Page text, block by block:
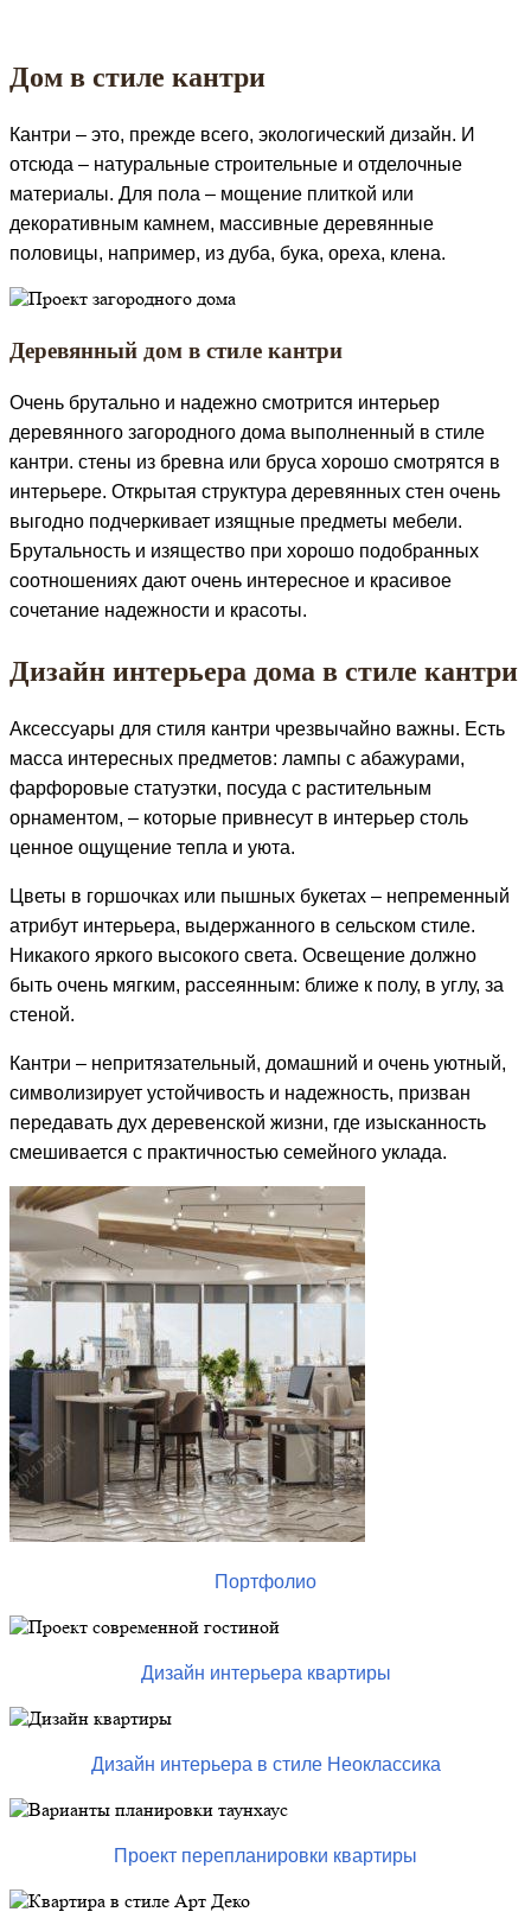
Дом в стиле кантри
Кантри – это, прежде всего, экологический дизайн. И
отсюда – натуральные строительные и отделочные
материалы. Для пола – мощение плиткой или
декоративным камнем, массивные деревянные
половицы, например, из дуба, бука, ореха, клена.
Деревянный дом в стиле кантри
Очень брутально и надежно смотрится интерьер
деревянного загородного дома выполненный в стиле
кантри. стены из бревна или бруса хорошо смотрятся в
интерьере. Открытая структура деревянных стен очень
выгодно подчеркивает изящные предметы мебели.
Брутальность и изящество при хорошо подобранных
соотношениях дают очень интересное и красивое
сочетание надежности и красоты.
Дизайн интерьера дома в стиле кантри
Аксессуары для стиля кантри чрезвычайно важны. Есть
масса интересных предметов: лампы с абажурами,
фарфоровые статуэтки, посуда с растительным
орнаментом, – которые привнесут в интерьер столь
ценное ощущение тепла и уюта.
Цветы в горшочках или пышных букетах – непременный
атрибут интерьера, выдержанного в сельском стиле.
Никакого яркого высокого света. Освещение должно
быть очень мягким, рассеянным: ближе к полу, в углу, за
стеной.
Кантри – непритязательный, домашний и очень уютный,
символизирует устойчивость и надежность, призван
передавать дух деревенской жизни, где изысканность
смешивается с практичностью семейного уклада.
Портфолио
Дизайн интерьера квартиры
Дизайн интерьера в стиле Неоклассика
Проект перепланировки квартиры